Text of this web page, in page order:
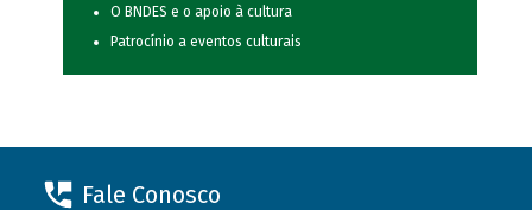
O BNDES e o apoio à cultura
Patrocínio a eventos culturais
Fale Conosco